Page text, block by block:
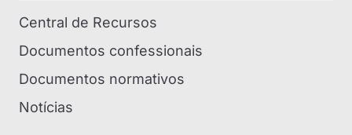
Central de Recursos
Documentos confessionais
Documentos normativos
Notícias